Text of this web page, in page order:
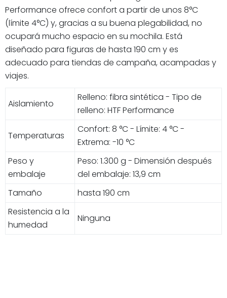
Performance ofrece confort a partir de unos 8°C
(límite 4°C) y, gracias a su buena plegabilidad, no
ocupará mucho espacio en su mochila. Está
diseñado para figuras de hasta 190 cm y es
adecuado para tiendas de campaña, acampadas y
viajes.
Aislamiento
Relleno: fibra sintética - Tipo de
relleno: HTF Performance
Temperaturas
Confort: 8 °C - Límite: 4 °C -
Extrema: -10 °C
Peso y
embalaje
Peso: 1.300 g - Dimensión después
del embalaje: 13,9 cm
Tamaño
hasta 190 cm
Resistencia a la
humedad
Ninguna